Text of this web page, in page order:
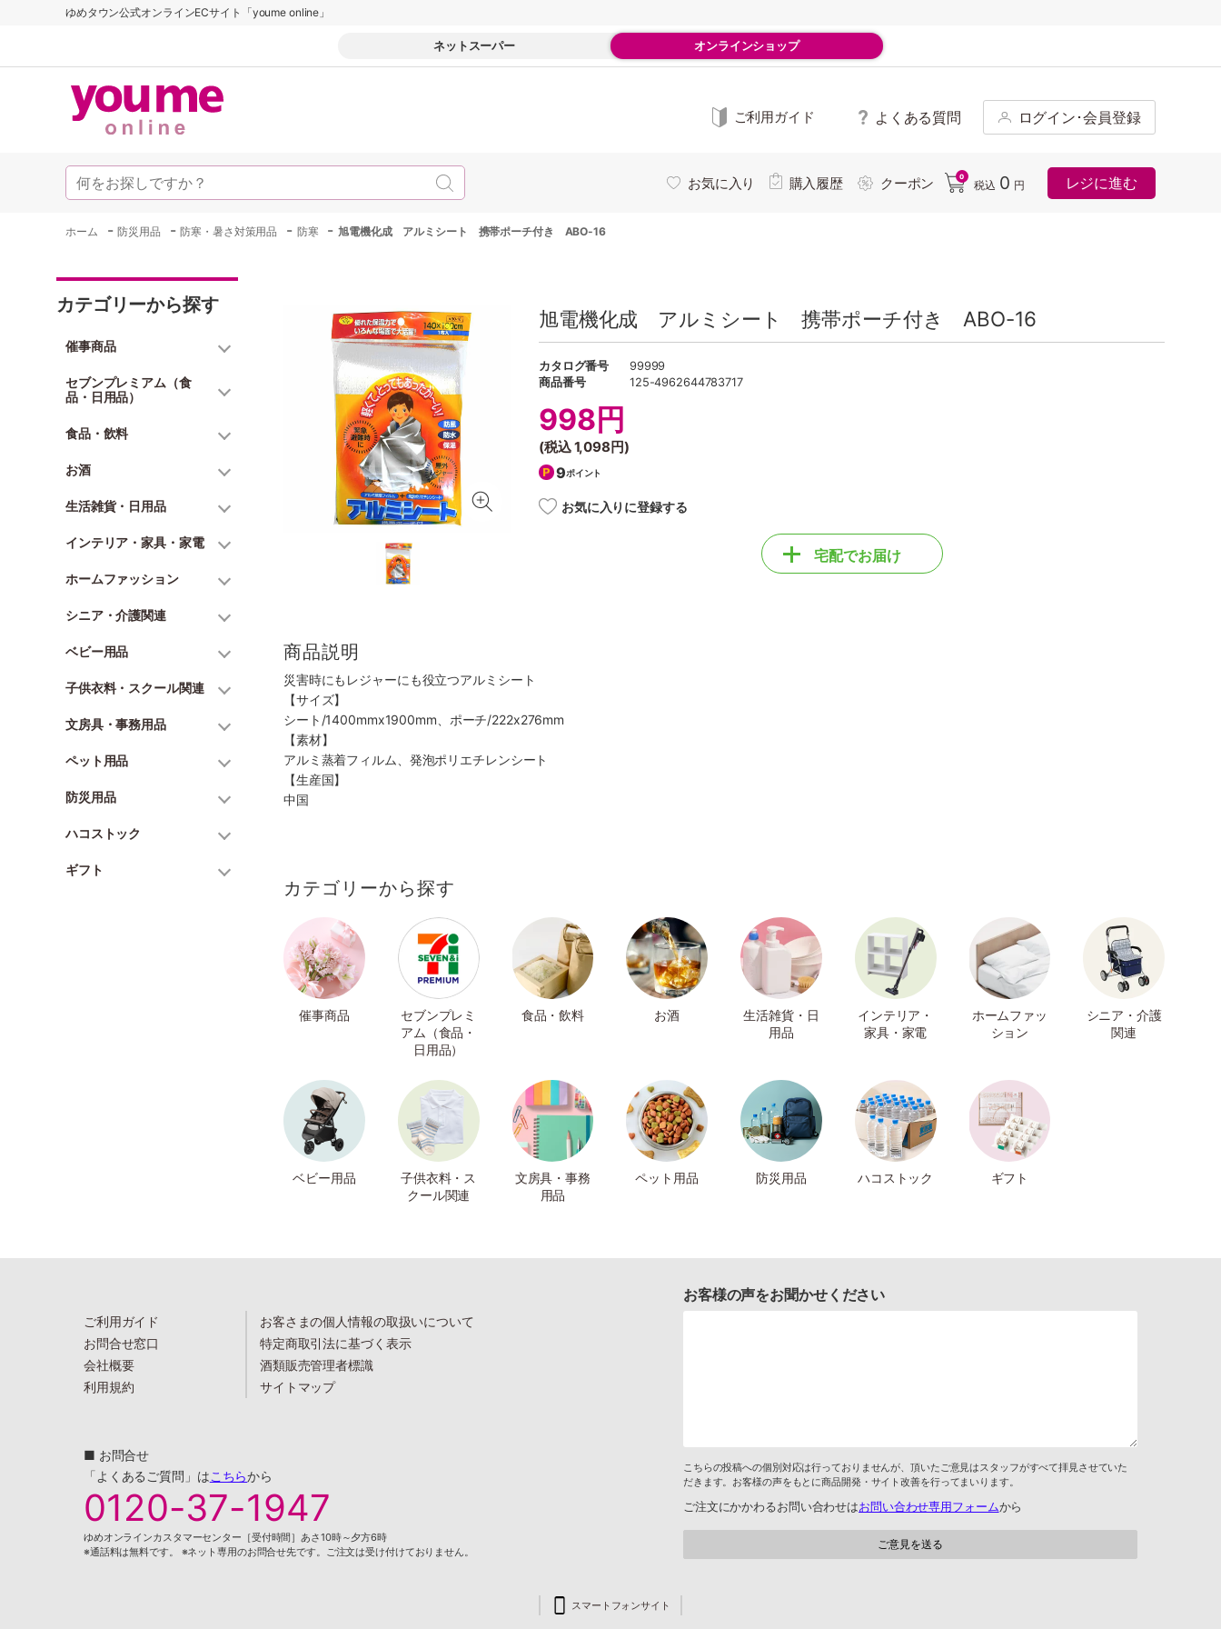
ゆめタウン公式オンラインECサイト「youme online」
ネットスーパー オンラインショップ
ご利用ガイド よくある質問 ログイン･会員登録
お気に入り 購入履歴 クーポン 0
税込 0 円 レジに進む
ホーム -防災用品 -防寒・暑さ対策用品 - 防寒 -旭電機化成 アルミシート 携帯ポーチ付き ABO-16
カテゴリーから探す
催事商品
セブンプレミアム（食
品・日用品）
食品・飲料
お酒
生活雑貨・日用品
インテリア・家具・家電
ホームファッション
シニア・介護関連
ベビー用品
子供衣料・スクール関連
文房具・事務用品
ペット用品
防災用品
ハコストック
ギフト
旭電機化成 アルミシート 携帯ポーチ付き ABO-16
カタログ番号
99999
商品番号
125-4962644783717
998円
(税込1,098円)
9ポイント
お気に入りに登録する
宅配でお届け
商品説明
災害時にもレジャーにも役立つアルミシート
【サイズ】
シート/1400mmx1900mm、ポーチ/222x276mm
【素材】
アルミ蒸着フィルム、発泡ポリエチレンシート
【生産国】
中国
カテゴリーから探す
催事商品
セブンプレミ
アム（食品・
日用品）
食品・飲料 お酒
生活雑貨・日
用品
インテリア・
家具・家電
ホームファッ
ション
シニア・介護
関連
ベビー用品
子供衣料・ス
クール関連
文房具・事務
用品
ペット用品 防災用品 ハコストック ギフト
ご利用ガイド
お問合せ窓口
会社概要
利用規約
お客さまの個人情報の取扱いについて
特定商取引法に基づく表示
酒類販売管理者標識
サイトマップ
■ お問合せ
「よくあるご質問」はこちらから
0120-37-1947
ゆめオンラインカスタマーセンター［受付時間］あさ10時～夕方6時
※通話料は無料です。 ※ネット専用のお問合せ先です。ご注文は受け付けておりません。
お客様の声をお聞かせください
こちらの投稿への個別対応は行っておりませんが、頂いたご意見はスタッフがすべて拝見させていた
だきます。お客様の声をもとに商品開発・サイト改善を行ってまいります。
ご注文にかかわるお問い合わせはお問い合わせ専用フォームから
スマートフォンサイト